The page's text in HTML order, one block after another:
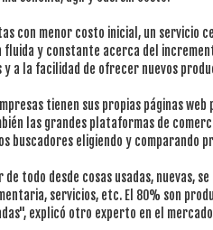
con menor costo inicial, un servicio
y constante acerca del
a la facilidad de ofrecer nuevos
tienen sus propias páginas
las grandes plataformas de
buscadores eligiendo y comparando
todo desde cosas usadas, nuevas,
servicios, etc. El 80% son
explicó otro experto en el